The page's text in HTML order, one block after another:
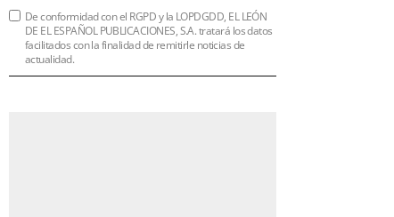
De conformidad con el RGPD y la LOPDGDD, EL LEÓN
DE EL ESPAÑOL PUBLICACIONES, S.A. tratará los datos
facilitados con la finalidad de remitirle noticias de
actualidad.